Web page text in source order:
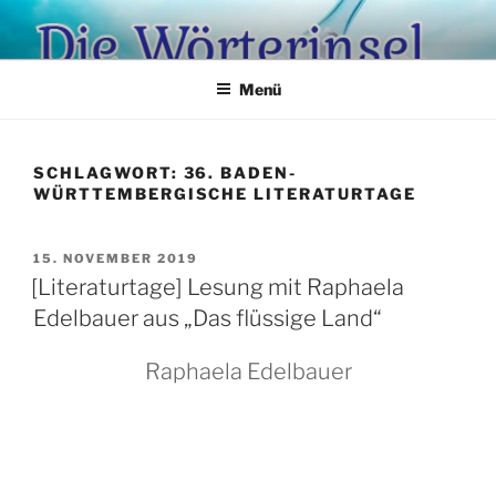
Zum
Inhalt
springen
Menü
SCHLAGWORT: 36. BADEN-
WÜRTTEMBERGISCHE LITERATURTAGE
VERÖFFENTLICHT
AM
15. NOVEMBER 2019
[Literaturtage] Lesung mit Raphaela
Edelbauer aus „Das flüssige Land“
Raphaela Edelbauer